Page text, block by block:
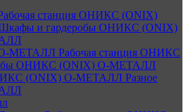
станция ОНИКС (ONIX)
и гардеробы ОНИКС (ONIX)
МЕТАЛЛ Рабочая станция ОНИКС
ОНИКС (ONIX) O-МЕТАЛЛ
(ONIX) O-МЕТАЛЛ Разное